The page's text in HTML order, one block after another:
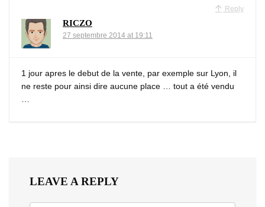
Reply
RICZO
27 septembre 2014 at 19:11
1 jour apres le debut de la vente, par exemple sur Lyon, il
ne reste pour ainsi dire aucune place … tout a été vendu
LEAVE A REPLY